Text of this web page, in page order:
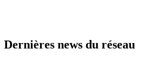
Dernières news du réseau